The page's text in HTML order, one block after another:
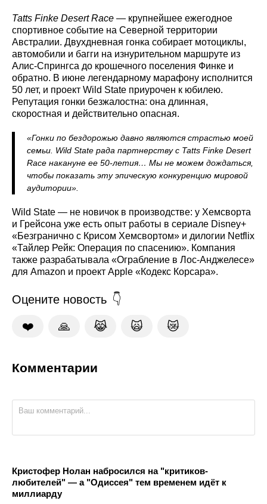
Tatts Finke Desert Race — крупнейшее ежегодное
спортивное событие на Северной территории
Австралии. Двухдневная гонка собирает мотоциклы,
автомобили и багги на изнурительном маршруте из
Алис‑Спрингса до крошечного поселения Финке и
обратно. В июне легендарному марафону исполнится
50 лет, и проект Wild State приурочен к юбилею.
Репутация гонки безжалостна: она длинная,
скоростная и действительно опасная.
«Гонки по бездорожью давно являются страстью моей
семьи. Wild State рада партнерству с Tatts Finke Desert
Race накануне ее 50‑летия… Мы не можем дождаться,
чтобы показать эту эпическую конкуренцию мировой
аудитории».
Wild State — не новичок в производстве: у Хемсворта
и Грейсона уже есть опыт работы в сериале Disney+
«Безгранично с Крисом Хемсвортом» и дилогии Netflix
«Тайлер Рейк: Операция по спасению». Компания
также разрабатывала «Ограбление в Лос-Анджелесе»
для Amazon и проект Apple «Кодекс Корсара».
Оцените новость
❤️ 🙏 😹 🙀 😿
Комментарии
Кристофер Нолан набросился на "критиков-
любителей" — а "Одиссея" тем временем идёт к
миллиарду